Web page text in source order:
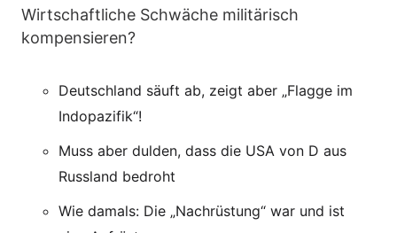
Wirtschaftliche Schwäche militärisch
kompensieren?
Deutschland säuft ab, zeigt aber „Flagge im
Indopazifik“!
Muss aber dulden, dass die USA von D aus
Russland bedroht
Wie damals: Die „Nachrüstung“ war und ist